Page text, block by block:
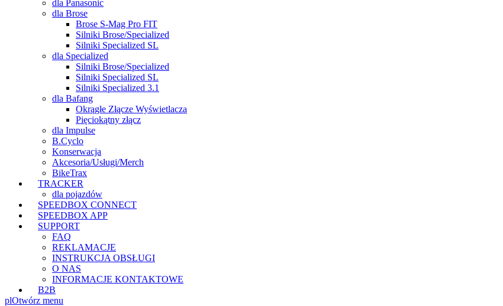
dla Panasonic
dla Brose
Brose S-Mag Pro FIT
Silniki Brose/Specialized
Silniki Specialized SL
dla Specialized
Silniki Brose/Specialized
Silniki Specialized SL
Silniki Specialized 3.1
dla Bafang
Okrągłe Złącze Wyświetlacza
Pięciokątny złącz
dla Impulse
B.Cyclo
Konserwacja
Akcesoria/Usługi/Merch
BikeTrax
TRACKER
dla pojazdów
SPEEDBOX CONNECT
SPEEDBOX APP
SUPPORT
FAQ
REKLAMACJE
INSTRUKCJA OBSŁUGI
O NAS
INFORMACJE KONTAKTOWE
B2B
plOtwórz menu